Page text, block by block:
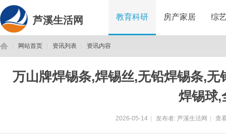
芦溪生活网 教育科研 房产家居 综
网站首页 资讯列表 资讯内容
万山牌焊锡条,焊锡丝,无铅焊锡条,
焊锡球,
2026-05-14 发布者: 芦溪生活网 查